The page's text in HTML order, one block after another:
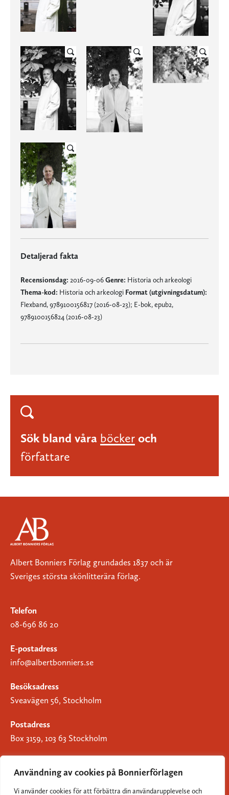
Användning av cookies på Bonnierförlagen
Vi använder cookies för att förbättra din användarupplevelse och
Detaljerad fakta
Recensionsdag: 2016-09-06Genre: Historia och arkeologi
Thema-kod: Historia och arkeologi Format (utgivningsdatum):
Flexband, 9789100156817 (2016-08-23); E-bok, epub2,
9789100156824 (2016-08-23)
Sök bland våra böcker och
författare
Albert Bonniers Förlag grundades 1837 och är
Sveriges största skönlitterära förlag.
Telefon
08-696 86 20
E-postadress
info@albertbonniers.se
Besöksadress
Sveavägen 56, Stockholm
Postadress
Box 3159, 103 63 Stockholm